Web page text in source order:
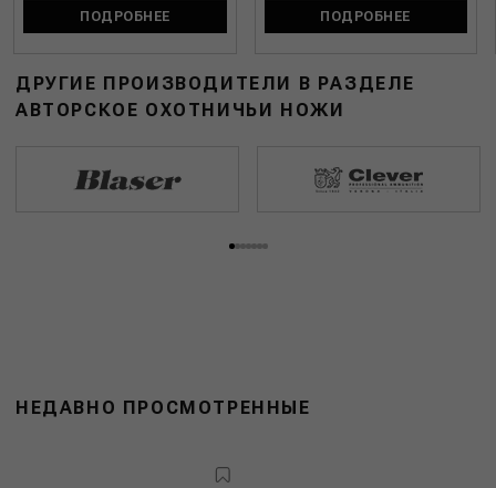
ПОДРОБНЕЕ ПОДРОБНЕЕ
ДРУГИЕ ПРОИЗВОДИТЕЛИ В РАЗДЕЛЕ
АВТОРСКОЕ ОХОТНИЧЬИ НОЖИ
НЕДАВНО ПРОСМОТРЕННЫЕ